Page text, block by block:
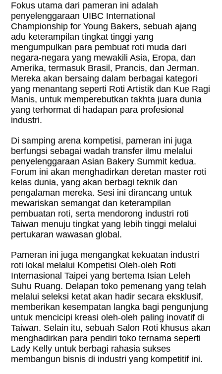
Fokus utama dari pameran ini adalah
penyelenggaraan UIBC International
Championship for Young Bakers, sebuah ajang
adu keterampilan tingkat tinggi yang
mengumpulkan para pembuat roti muda dari
negara-negara yang mewakili Asia, Eropa, dan
Amerika, termasuk Brasil, Prancis, dan Jerman.
Mereka akan bersaing dalam berbagai kategori
yang menantang seperti Roti Artistik dan Kue Ragi
Manis, untuk memperebutkan takhta juara dunia
yang terhormat di hadapan para profesional
industri.
Di samping arena kompetisi, pameran ini juga
berfungsi sebagai wadah transfer ilmu melalui
penyelenggaraan Asian Bakery Summit kedua.
Forum ini akan menghadirkan deretan master roti
kelas dunia, yang akan berbagi teknik dan
pengalaman mereka. Sesi ini dirancang untuk
mewariskan semangat dan keterampilan
pembuatan roti, serta mendorong industri roti
Taiwan menuju tingkat yang lebih tinggi melalui
pertukaran wawasan global.
Pameran ini juga mengangkat kekuatan industri
roti lokal melalui Kompetisi Oleh-oleh Roti
Internasional Taipei yang bertema Isian Leleh
Suhu Ruang. Delapan toko pemenang yang telah
melalui seleksi ketat akan hadir secara eksklusif,
memberikan kesempatan langka bagi pengunjung
untuk mencicipi kreasi oleh-oleh paling inovatif di
Taiwan. Selain itu, sebuah Salon Roti khusus akan
menghadirkan para pendiri toko ternama seperti
Lady Kelly untuk berbagi rahasia sukses
membangun bisnis di industri yang kompetitif ini.